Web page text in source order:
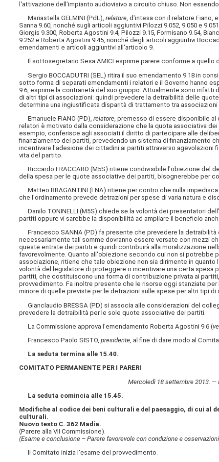
l'attivazione dell'impianto audiovisivo a circuito chiuso. Non
Mariastella GELMINI (PdL),relatore, d'intesa con il relatore Fiano,
Sanna 9.60, nonché sugli articoli aggiuntivi Pilozzi 9.052, 9.050 e
Giorgis 9.300, Roberta Agostini 9.4, Pilozzi 9.15, Formisano 9.54,
9.252 e Roberta Agostini 9.45, nonché degli articoli aggiuntivi
emendamenti e articoli aggiuntivi all'articolo 9.
Il sottosegretario Sesa AMICI esprime parere conforme a quello
Sergio BOCCADUTRI (SEL) ritira il suo emendamento 9.18 in
sotto forma di separati emendamenti i relatori e il Governo hanno
9.6, esprime la contrarietà del suo gruppo. Attualmente sono
di altri tipi di associazioni: quindi prevedere la detraibilità delle
determina una ingiustificata disparità di trattamento tra associazioni
Emanuele FIANO (PD),relatore , premesso di essere disponibile
relatori è motivato dalla considerazione che la quota associativa
esempio, conferisce agli associati il diritto di partecipare alle
finanziamento dei partiti, prevedendo un sistema di finanziamento
incentivare l'adesione dei cittadini ai partiti attraverso agevolazioni
vita del partito.
Riccardo FRACCARO (M5S) ritiene condivisibile l'obiezione del
della spesa per le quote associative dei partiti, bisognerebbe per
Matteo BRAGANTINI (LNA) ritiene per contro che nulla
che l'ordinamento prevede detrazioni per spese di varia natura e
Danilo TONINELLI (M5S) chiede se la volontà dei presentatori
partiti oppure vi sarebbe la disponibilità ad ampliare il beneficio
Francesco SANNA (PD) fa presente che prevedere la
necessariamente tali somme dovranno essere versate con mezzi
queste entrate dei partiti e quindi contribuirà alla moralizzazione
favorevolmente. Quanto all'obiezione secondo cui non si potrebbe
associazione, ritiene che tale obiezione non sia dirimente in
volontà del legislatore di proteggere o incentivare una certa spesa
partiti, che costituiscono una forma di contribuzione privata ai
provvedimento. Fa inoltre presente che le risorse oggi stanziate
minore di quelle previste per le detrazioni sulle spese per altri tipi
Gianclaudio BRESSA (PD) si associa alle considerazioni del
prevedere la detraibilità per le sole quote associative dei partiti.
La Commissione approva l'emendamento Roberta Agostini 9.6 (
Francesco Paolo SISTO,presidente, al fine di dare modo al
La seduta termina alle 15.40.
COMITATO PERMANENTE PER I PARERI
Mercoledì 18 settembre 2013. —
La seduta comincia alle 15.45.
Modifiche al codice dei beni culturali e del paesaggio, di cui al
culturali.
Nuovo testo C. 362 Madia.
(Parere alla VII Commissione).
(Esame e conclusione – Parere favorevole con condizione e
Il Comitato inizia l'esame del provvedimento.